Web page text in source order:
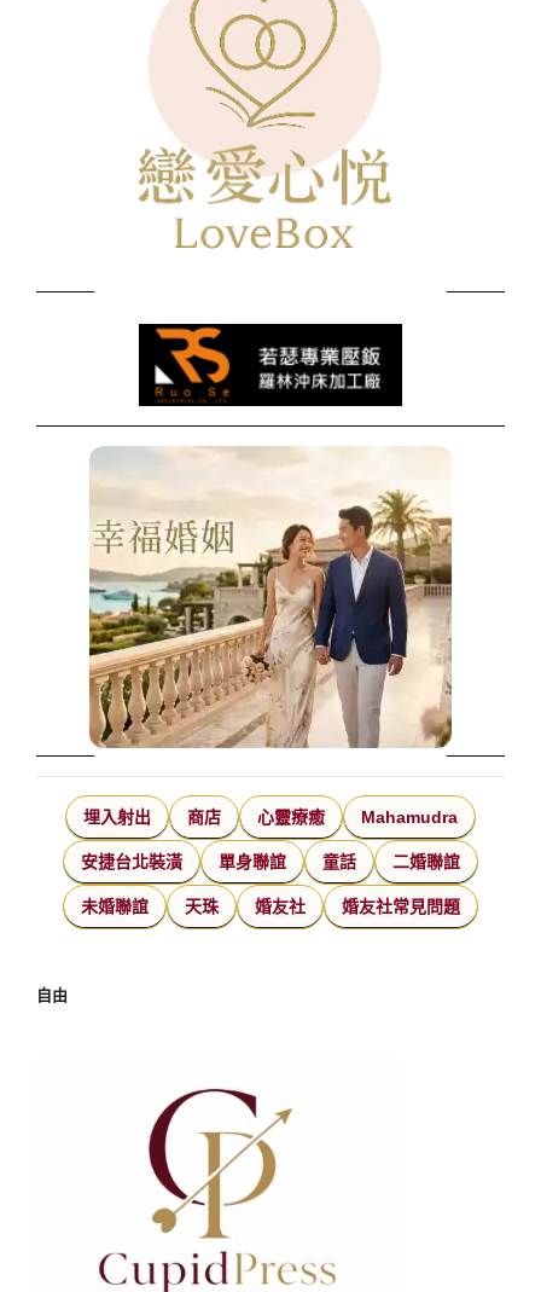
埋入射出 商店 心靈療癒 Mahamudra
安捷台北裝潢 單身聯誼 童話 二婚聯誼
未婚聯誼 天珠 婚友社 婚友社常見問題
自由